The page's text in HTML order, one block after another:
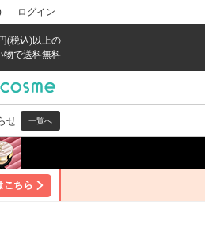
ログイン
(税込)以上の
物で送料無料
せ 一覧へ